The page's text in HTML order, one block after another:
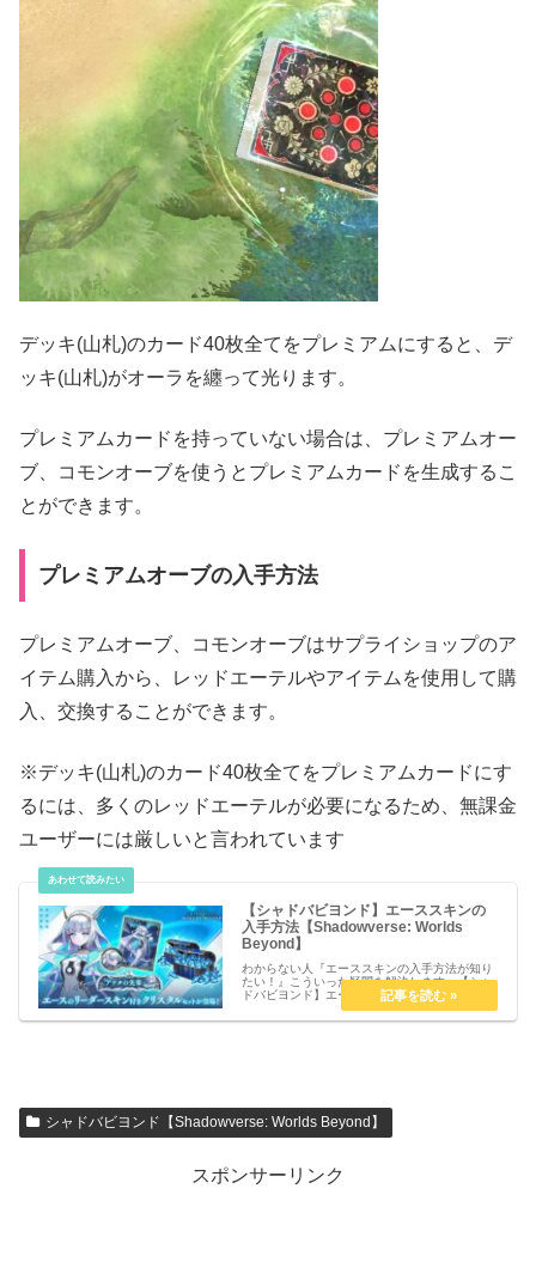
デッキ(山札)のカード40枚全てをプレミアムにすると、デ
ッキ(山札)がオーラを纏って光ります。
プレミアムカードを持っていない場合は、プレミアムオー
ブ、コモンオーブを使うとプレミアムカードを生成するこ
とができます。
プレミアムオーブの入手方法
プレミアムオーブ、コモンオーブはサプライショップのア
イテム購入から、レッドエーテルやアイテムを使用して購
入、交換することができます。
※デッキ(山札)のカード40枚全てをプレミアムカードにす
るには、多くのレッドエーテルが必要になるため、無課金
ユーザーには厳しいと言われています
【シャドバビヨンド】エーススキンの
入手方法【Shadowverse: Worlds
Beyond】
わからない人『エーススキンの入手方法が知り
たい！』こういった疑問を解決します。【シャ
ドバビヨンド】エーススキンの入手方法
【Shadowverse: Worlds Beyond】エーススキ
ンの入手方法エーススキン
シャドバビヨンド【Shadowverse: Worlds Beyond】
スポンサーリンク